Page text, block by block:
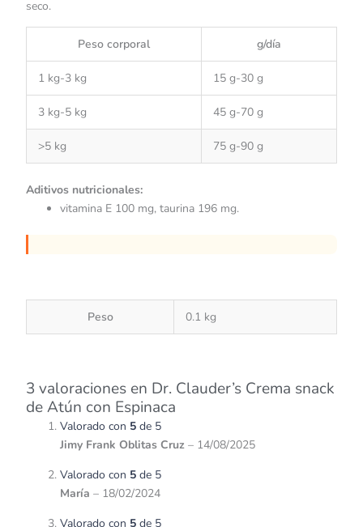
seco.
Peso corporal g/día
1 kg-3 kg 15 g-30 g
3 kg-5 kg 45 g-70 g
>5 kg 75 g-90 g
Aditivos nutricionales:
vitamina E 100 mg, taurina 196 mg.
Peso 0.1 kg
3 valoraciones en Dr. Clauder’s Crema snack
de Atún con Espinaca
Valorado con 5 de 5
Jimy Frank Oblitas Cruz – 14/08/2025
Valorado con 5 de 5
María – 18/02/2024
Valorado con 5 de 5